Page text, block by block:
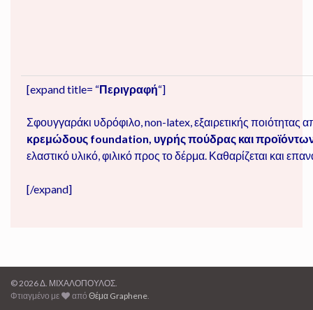
[expand title= “Περιγραφή“]
Σφουγγαράκι υδρόφιλο, non-latex, εξαιρετικής ποιότητας
κρεμώδους foundation, υγρής πούδρας και προϊόντων
ελαστικό υλικό, φιλικό προς το δέρμα. Καθαρίζεται και
[/expand]
© 2026 Δ. ΜΙΧΑΛΟΠΟΥΛΟΣ.
Φτιαγμένο με
απόΘέμα Graphene.